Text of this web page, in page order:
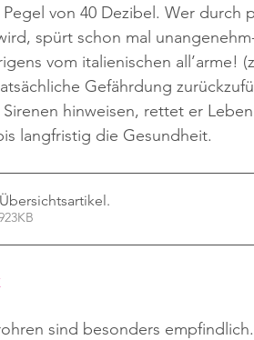
von 40 Dezibel. Wer durch
spürt schon mal
vom italienischen all’arme!
Gefährdung
hinweisen, rettet er
langfristig die Gesundheit.
.
sind besonders